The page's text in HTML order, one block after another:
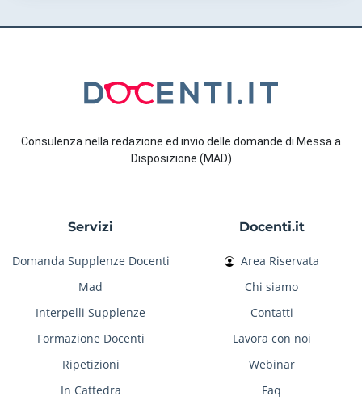
Consulenza nella redazione ed invio delle domande di Messa a
Disposizione (MAD)
Servizi
Domanda Supplenze Docenti
Mad
Interpelli Supplenze
Formazione Docenti
Ripetizioni
In Cattedra
Docenti.it
Area Riservata
Chi siamo
Contatti
Lavora con noi
Webinar
Faq